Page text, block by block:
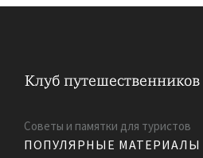
Советы и памятки для туристов
ПОПУЛЯРНЫЕ МАТЕРИАЛЫ